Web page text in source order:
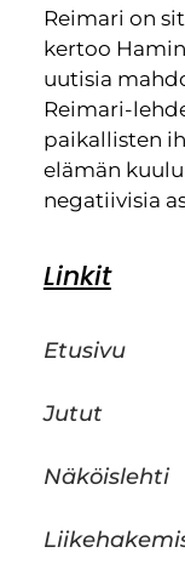
Reimari on
kertoo
uutisia
Reimari-
paikallisten
elämän
negatiivisia
Linkit
Etusivu
Jutut
Näköislehti